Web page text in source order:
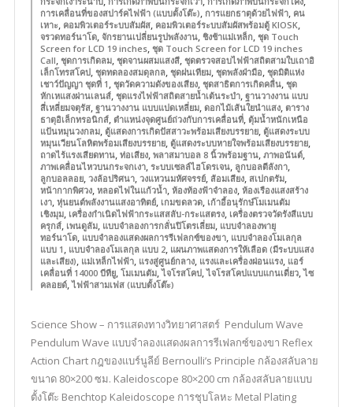
การเคลื่อนที่ของสปาร์คไฟฟ้า (แบบตั้งโต๊ะ), การแยกธาตุด้วยไฟฟ้า, คน
เหาะ, คอมพิวเตอร์ระบบสัมผัส, คอมพิวเตอร์ระบบสัมผัสพร้อมตู้ KIOSK,
จรวดทอร์นาโด, จักรยานเปลี่ยนรูปพลังงาน, ชิงช้าแม่เหล็ก, ชุด Touch
Screen for LCD 19 inches, ชุด Touch Screen for LCD 19 inches
Call, ชุดการเกิดลม, ชุดจานผสมแสงสี, ชุดตรวจสอบไฟฟ้าสถิตสามใบเถาอิ
เล็กโทรสโคป, ชุดทดลองสมดุลกล, ชุดฝนเทียม, ชุดพลังฝ่ามือ, ชุดมิติแห่ง
เชาว์ปัญญา ชุดที่ 1 , ชุดวัดความดังของเสียง, ชุดสาธิตการเกิดคลื่น, ชุด
หักเหแสงผ่านเลนส์, ชุดแรงไฟฟ้าสถิตสายน้ำเต้นระบำ, ฐานวางงาน แบบ
สี่เหลี่ยมจตุรัส, ฐานวางงาน แบบแปดเหลี่ยม, ดอกไม้เส้นใยนำแสง, ตาราง
ธาตุอิเล็กทรอนิกส์, ตำแหน่งจุดศูนย์ถ่วงกับการเคลื่อนที่, ตุ้มน้ำหนักเหนือ
แป้นหมุนวงกลม, ตู้แสดงการเกิดปัสสาวะพร้อมเสียงบรรยาย, ตู้แสดงระบบ
หมุนเวียนโลหิตพร้อมเสียงบรรยาย, ตู้แสดงระบบหายใจพร้อมเสียงบรรยาย,
ถาดไร้แรงเสียดทาน, ท่อเสียง, พลาสมาบอล 8 นิ้วพร้อมฐาน, ภาพอนันต์,
ภาพเคลื่อนไหวบนกระจกเงา, ระบบเซลล์ไฮโดรเจน, ลูกบอลตีลังกา,
ลูกบอลลอย, วงล้อปริศนา, วงแหวนมหัศจรรย์, ส้อมเสียง, สเปกตรัม,
หน้ากากพิศวง, หลอดไฟในแก้วน้ำ, ห้องท้องฟ้าจำลอง, ห้องเรืองแสงสร้าง
เงา, หุ่นยนต์พลังงานแสงอาทิตย์, เกมขดลวด, เก้าอี้อนุรักษ์โมเมนตัม
เชิงมุม, เครื่องกำเนิดไฟฟ้ากระแสสลับ-กระแสตรง, เครื่องตรวจวัดรังสีแบบ
ครุกส์, เพนดูลัม, แบบจำลองการกลั่นปิโตรเลี่ยม, แบบจำลองพายุ
ทอร์นาโด, แบบจำลองแสดงผลการรีเฟลกซ์ของขา, แบบจำลองโมเลกุล
แบบ 1 , แบบจำลองโมเลกุล แบบ 2, แผนภาพแสดงการให้เลือด (มีระบบแสง
และเสียง), แม่เหล็กไฟฟ้า, แรงสู่ศูนย์กลาง, แรงและเครื่องผ่อนแรง, แอร์
เคลื่อนที่ 14000 บีทียู, โมเมนตัม,ไจโรสโคป,ไจโรสโคปแบบแกนเดี่ยว,ไซ
คลอยด์,ไฟฟ้าสามเฟส (แบบตั้งโต๊ะ)
Science Show – การแสดงทางวิทยาศาสตร์ Pendulum Wave
Pendulum Wave แบบจำลองแสดงผลการรีเฟลกซ์ของขา Reflex
Action Chart กฎของแบร์นูลีย์ Bernoulli’s Principle กล้องสลับลาย
ขนาด 80×200 ซม. Kaleidoscope 80×200 cm กล้องสลับลายแบบ
ตั้งโต๊ะ Benchtop Kaleidoscope การชุบโลหะ Metal Plating